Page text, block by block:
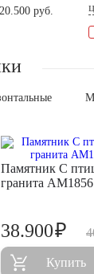
руб.
Памятник С
гранита AM1856
38.900₽
Купить